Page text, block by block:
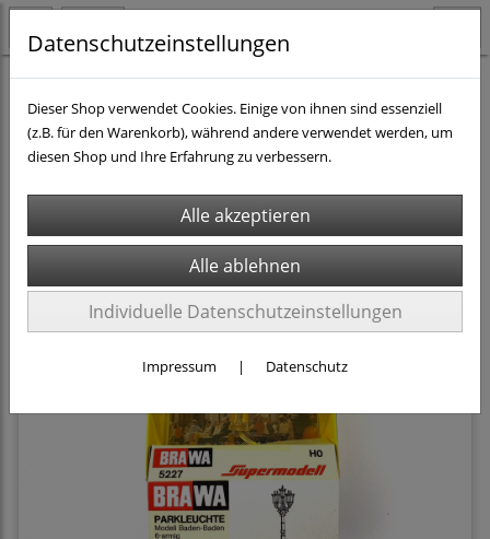
Sortierung wählen
Filter
Datenschutzeinstellungen
Dieser Shop verwendet Cookies. Einige von ihnen sind essenziell
(z.B. für den Warenkorb), während andere verwendet werden, um
diesen Shop und Ihre Erfahrung zu verbessern.
Individuelle Datenschutzeinstellungen
Impressum | Datenschutz